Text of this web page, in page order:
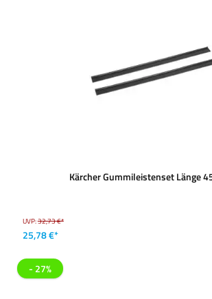
Kärcher Gummileistenset Länge
UVP:32,73 €*
25,78 €*
- 27%